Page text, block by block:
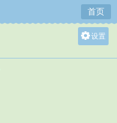
首页
设置